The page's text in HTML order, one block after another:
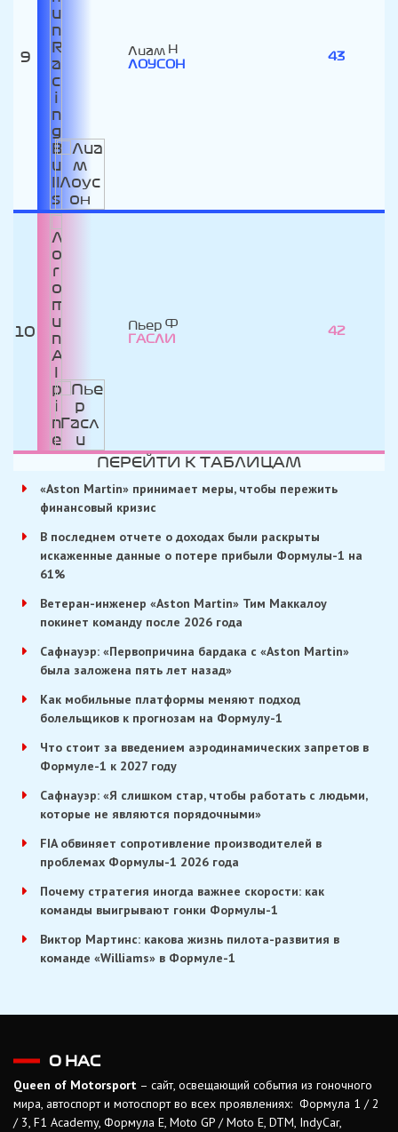
9
Лиам
ЛОУСОН
43
10
Пьер
ГАСЛИ
42
ПЕРЕЙТИ К ТАБЛИЦАМ
«Aston Martin» принимает меры, чтобы пережить
финансовый кризис
В последнем отчете о доходах были раскрыты
искаженные данные о потере прибыли Формулы-1 на
61%
Ветеран-инженер «Aston Martin» Тим Маккалоу
покинет команду после 2026 года
Сафнауэр: «Первопричина бардака с «Aston Martin»
была заложена пять лет назад»
Как мобильные платформы меняют подход
болельщиков к прогнозам на Формулу-1
Что стоит за введением аэродинамических запретов в
Формуле-1 к 2027 году
Сафнауэр: «Я слишком стар, чтобы работать с людьми,
которые не являются порядочными»
FIA обвиняет сопротивление производителей в
проблемах Формулы-1 2026 года
Почему стратегия иногда важнее скорости: как
команды выигрывают гонки Формулы-1
Виктор Мартинс: какова жизнь пилота-развития в
команде «Williams» в Формуле-1
О НАС
Queen of Motorsport – сайт, освещающий события из гоночного
мира, автоспорт и мотоспорт во всех проявлениях: Формула 1 / 2
/ 3, F1 Academy, Формула Е, Moto GP / Moto E, DTM, IndyCar,